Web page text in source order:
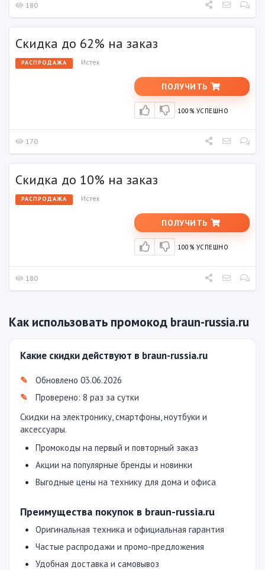
180
Скидка до 62% на заказ
РАСПРОДАЖА Истек
ПОЛУЧИТЬ
100% УСПЕШНО
170
Скидка до 10% на заказ
РАСПРОДАЖА Истек
ПОЛУЧИТЬ
100% УСПЕШНО
180
Как использовать промокод braun-russia.ru
Какие скидки действуют в braun-russia.ru
Обновлено 03.06.2026
Проверено: 8 раз за сутки
Скидки на электронику, смартфоны, ноутбуки и
аксессуары.
Промокоды на первый и повторный заказ
Акции на популярные бренды и новинки
Выгодные цены на технику для дома и офиса
Преимущества покупок в braun-russia.ru
Оригинальная техника и официальная гарантия
Частые распродажи и промо-предложения
Удобная доставка и самовывоз